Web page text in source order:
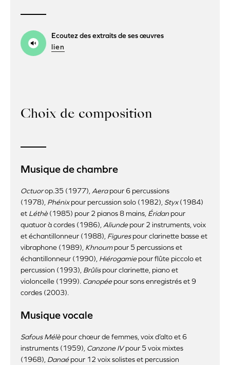
Ecoutez des extraits de sesœuvres
lien
Choix de composition
Musique de chambre
Octuorop.35 (1977),Aerapour 6 percussions
(1978), Phénixpour percussion solo (1982), Styx(1984)
et Léthè(1985) pour 2 pianos 8 mains, Éridan pour
quatuor à cordes (1986),Aliundepour 2 instruments, voix
et échantillonneur (1988), Figurespour clarinette basse et
vibraphone (1989), Khnoumpour 5 percussions et
échantillonneur (1990), Hiérogamiepour flûte piccolo et
percussion (1993), Brûlispour clarinette, piano et
violoncelle (1999). Canopéepour sons enregistrés et 9
cordes (2003).
Musique vocale
Safous Mélèpour chœur de femmes, voix d’alto et 6
instruments (1959), Canzone IVpour 5 voix mixtes
(1968), Danaépour 12 voix solistes et percussion